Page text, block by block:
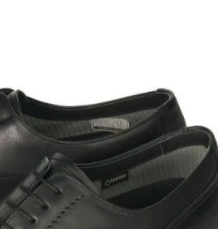
new balance
puma
ブーツ
ウェア